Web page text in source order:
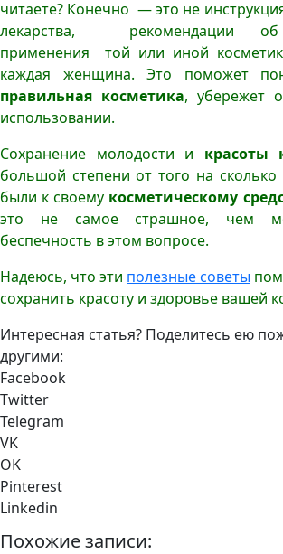
читаете? Конечно — это не
лекарства, рекомендации об
применения той или иной
каждая женщина. Это поможет
правильная косметика, убережет
использовании.
Сохранение молодости и красоты
большой степени от того на
были к своему косметическому
это не самое страшное, чем
беспечность в этом вопросе.
Надеюсь, что эти полезные советы
сохранить красоту и здоровье вашей
Интересная статья? Поделитесь ею
другими:
Facebook
Twitter
Telegram
VK
OK
Pinterest
Linkedin
Похожие записи: